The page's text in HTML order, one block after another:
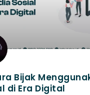
Bijak
di Era Digital